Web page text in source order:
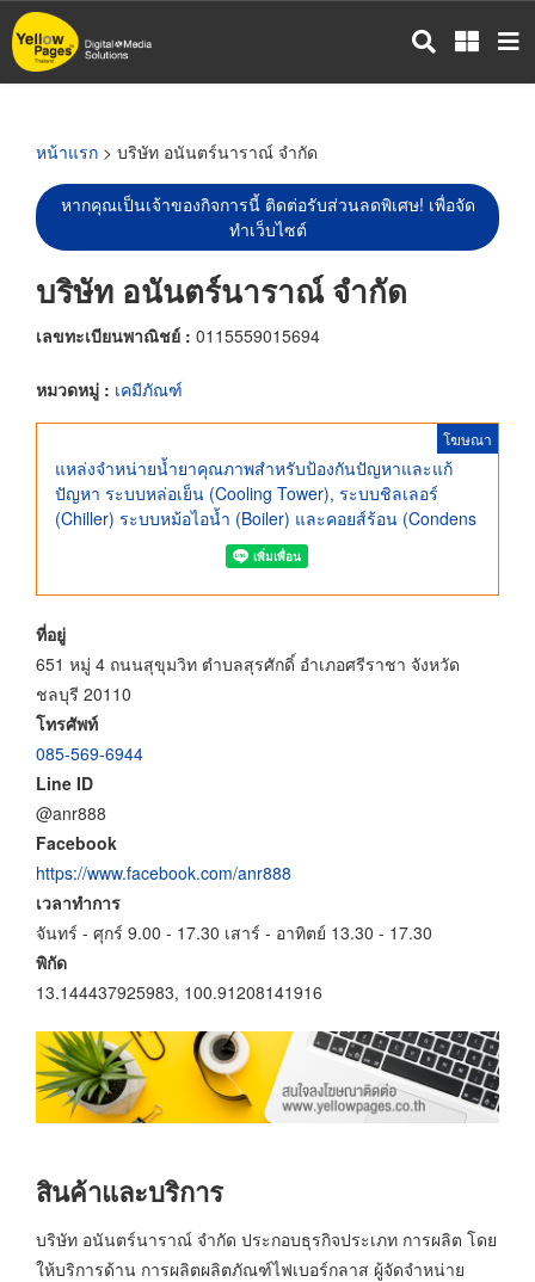
ข้าม
ไป
หน้าแรก > บริษัท อนันตร์นาราณ์ จำกัด
หากคุณเป็นเจ้าของกิจการนี้ ติดต่อรับส่วนลดพิเศษ! เพื่อจัด
ทำเว็บไซต์
บริษัท อนันตร์นาราณ์ จำกัด
เลขทะเบียนพาณิชย์ : 0115559015694
หมวดหมู่ : เคมีภัณฑ์
โฆษณา
แหล่งจำหน่ายน้ำยาคุณภาพสำหรับป้องกันปัญหาและแก้
ปัญหา ระบบหล่อเย็น (Cooling Tower), ระบบชิลเลอร์
(Chiller) ระบบหม้อไอน้ำ (Boiler) และคอยส์ร้อน (Condens
ที่อยู่
651 หมู่ 4 ถนนสุขุมวิท ตำบลสุรศักดิ์ อำเภอศรีราชา จังหวัด
ชลบุรี 20110
โทรศัพท์
085-569-6944
Line ID
@anr888
Facebook
https://www.facebook.com/anr888
เวลาทำการ
จันทร์ - ศุกร์ 9.00 - 17.30 เสาร์ - อาทิตย์ 13.30 - 17.30
พิกัด
13.144437925983, 100.91208141916
สินค้าและบริการ
บริษัท อนันตร์นาราณ์ จำกัด ประกอบธุรกิจประเภท การผลิต โดย
ให้บริการด้าน การผลิตผลิตภัณฑ์ไฟเบอร์กลาส ผู้จัดจำหน่าย